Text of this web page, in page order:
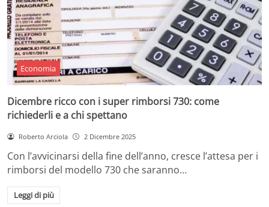
Economia
Dicembre ricco con i super rimborsi 730: come
richiederli e a chi spettano
Roberto Arciola 2 Dicembre 2025
Con l’avvicinarsi della fine dell’anno, cresce l’attesa per i
rimborsi del modello 730 che saranno…
Leggi di più